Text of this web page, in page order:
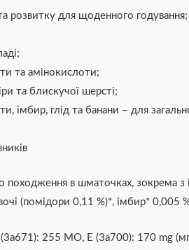
розвитку для щоденного годування;
та амінокислоти;
та блискучої шерсті;
імбир, глід та банани – для
походження в шматочках, зокрема
(помідори 0,11 %)*, імбир* 0,005
(3а671): 255 МО, Е (3а700): 170 mg